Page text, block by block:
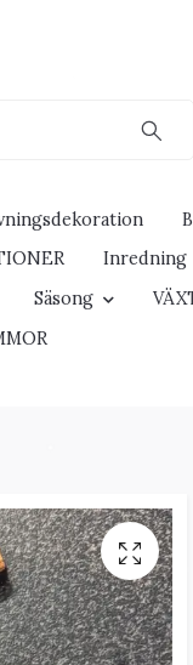
Inredning
Säsong